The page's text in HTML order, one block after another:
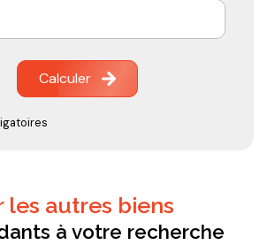
Calculer
les autres biens
à votre recherche